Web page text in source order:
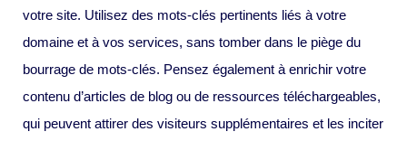
votre site. Utilisez des mots-clés pertinents liés à votre
domaine et à vos services, sans tomber dans le piège du
bourrage de mots-clés. Pensez également à enrichir votre
contenu d’articles de blog ou de ressources téléchargeables,
qui peuvent attirer des visiteurs supplémentaires et les inciter